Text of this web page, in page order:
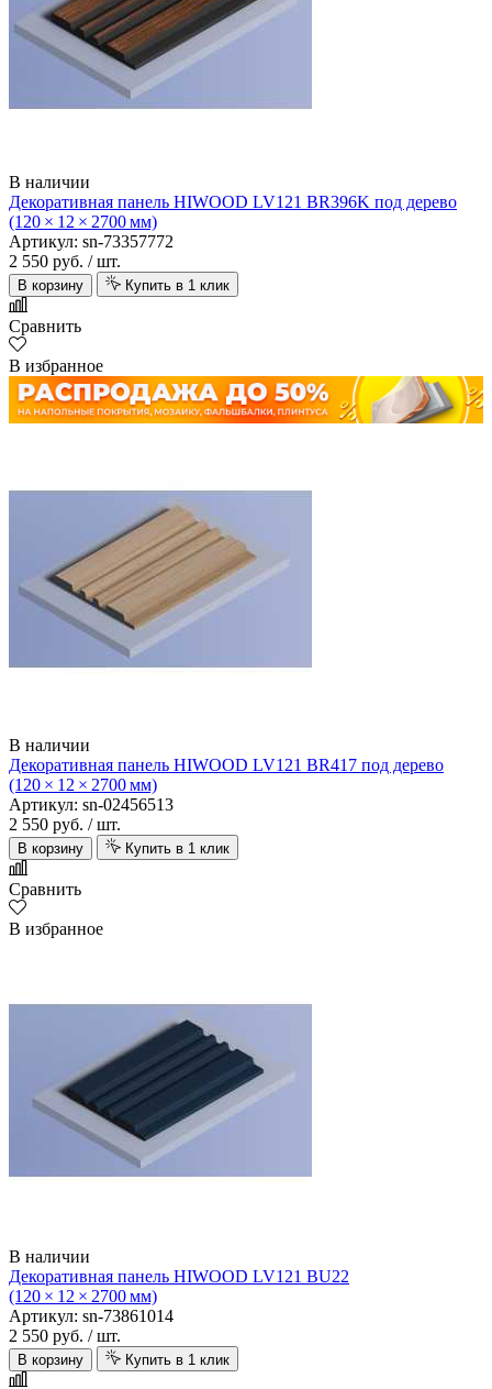
В наличии
Декоративная панель HIWOOD LV121 BR396K под дерево
(120 × 12 × 2700 мм)
Артикул: sn-73357772
2 550 руб. / шт.
В корзину Купить в 1 клик
Сравнить
В избранное
В наличии
Декоративная панель HIWOOD LV121 BR417 под дерево
(120 × 12 × 2700 мм)
Артикул: sn-02456513
2 550 руб. / шт.
В корзину Купить в 1 клик
Сравнить
В избранное
В наличии
Декоративная панель HIWOOD LV121 BU22
(120 × 12 × 2700 мм)
Артикул: sn-73861014
2 550 руб. / шт.
В корзину Купить в 1 клик